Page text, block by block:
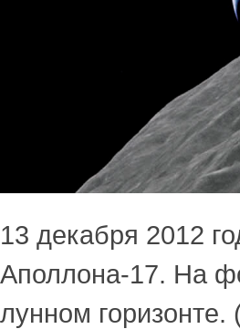
13 декабря 2012
Аполлона-17. На
лунном